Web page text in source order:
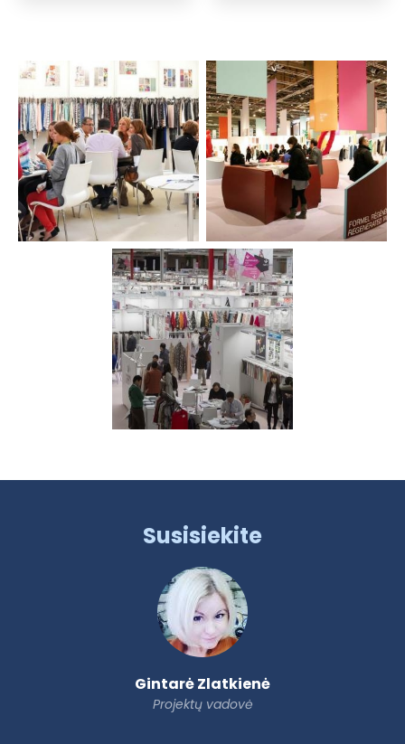
Susisiekite
Gintarė Zlatkienė
Projektų vadovė